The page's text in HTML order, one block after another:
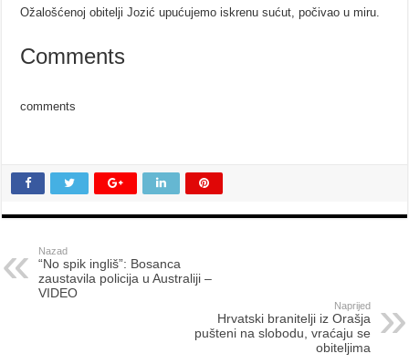
Ožalošćenoj obitelji Jozić upućujemo iskrenu sućut, počivao u miru.
Comments
comments
Nazad
“No spik ingliš”: Bosanca
zaustavila policija u Australiji –
VIDEO
Naprijed
Hrvatski branitelji iz Orašja
pušteni na slobodu, vraćaju se
obiteljima